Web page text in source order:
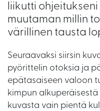
liikutti
muutaman millin
värillinen tausta
Seuraavaksi siirsin
pyörittelin otoksia ja
epätasaiseen valoon
kimpun
kuvasta vain pientä